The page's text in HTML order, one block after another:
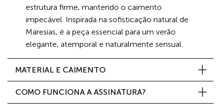
estrutura firme, mantendo o caimento
impecável. Inspirada na sofisticação natural de
Maresias, é a peça essencial para um verão
elegante, atemporal e naturalmente sensual.
MATERIAL E CAIMENTO
COMO FUNCIONA A ASSINATURA?